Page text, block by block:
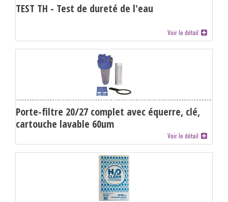
TEST TH - Test de dureté de l'eau
Voir le détail
Porte-filtre 20/27 complet avec équerre, clé,
cartouche lavable 60µm
Voir le détail